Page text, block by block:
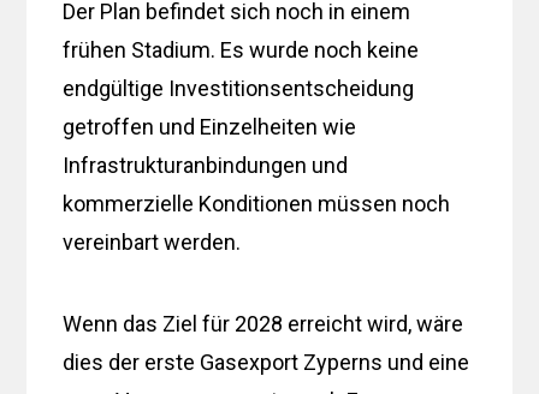
Der Plan befindet sich noch in einem
frühen Stadium. Es wurde noch keine
endgültige Investitionsentscheidung
getroffen und Einzelheiten wie
Infrastrukturanbindungen und
kommerzielle Konditionen müssen noch
vereinbart werden.
Wenn das Ziel für 2028 erreicht wird, wäre
dies der erste Gasexport Zyperns und eine